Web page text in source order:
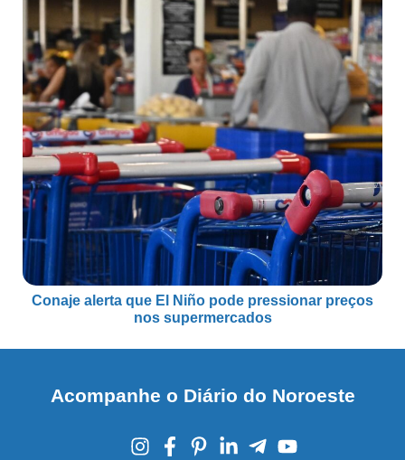
Conaje alerta que El Niño pode pressionar preços
nos supermercados
Acompanhe o Diário do Noroeste